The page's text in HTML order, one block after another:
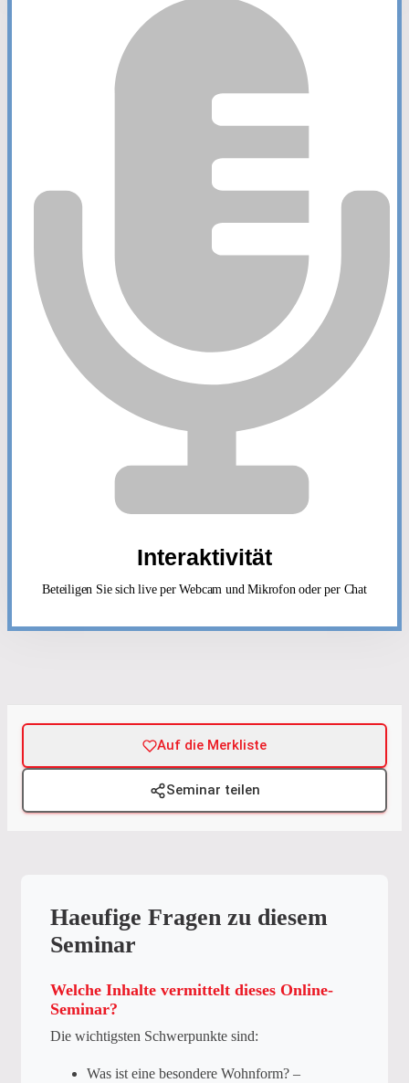
Interaktivität
Beteiligen Sie sich live per Webcam und Mikrofon oder per Chat
Auf die Merkliste
Seminar teilen
Haeufige Fragen zu diesem
Seminar
Welche Inhalte vermittelt dieses Online-
Seminar?
Die wichtigsten Schwerpunkte sind:
Was ist eine besondere Wohnform? –